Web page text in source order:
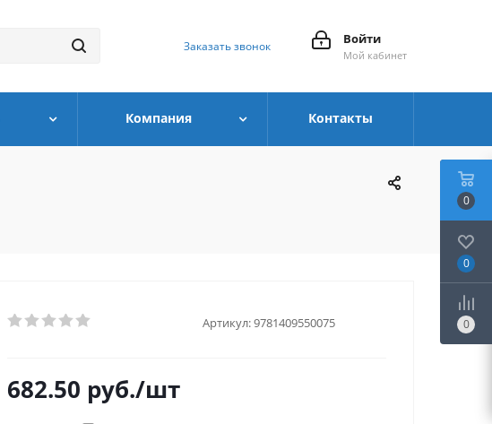
Войти
Мой кабинет
Заказать звонок
Компания Контакты
Артикул:9781409550075
682.50 руб./шт
0
0
0